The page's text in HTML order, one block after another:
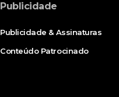
Publicidade
Publicidade & Assinaturas
Conteúdo Patrocinado